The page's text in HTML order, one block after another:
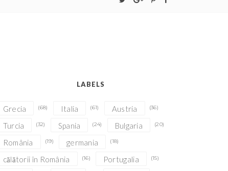
LABELS
Grecia (68) Italia (61) Austria (36)
Turcia (32) Spania (24) Bulgaria (20)
România (19) germania (18)
călătorii în România (16) Portugalia (15)